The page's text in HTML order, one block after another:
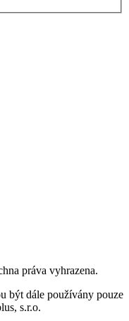
práva vyhrazena.
být dále používány pouze
s.r.o.